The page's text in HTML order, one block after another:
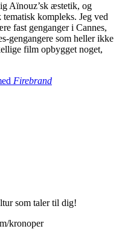
Aïnouz’sk æstetik, og
kompleks. Jeg ved
fast genganger i Cannes,
gengangere som heller ikke
film opbygget noget,
Firebrand
som taler til dig!
kronoper